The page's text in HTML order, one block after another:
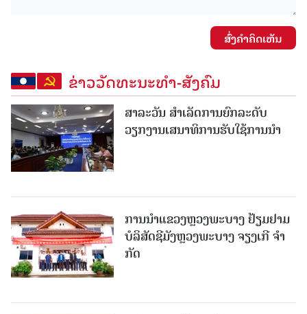
ສົ່ງຄໍາຄິດເຫັນ
ຂ່າວວັດທະນະທຳ-ສັງຄົມ
ສາລະວັນ ສໍາເລັດການຍົກລະດັບ
ວຽກງານເສນາທິການຮັບໃຊ້ການນໍາ
ການນຳແຂວງຫຼວງພະບາງ ຢ້ຽມ​ຢາມ
ບໍ​ລິ​ສັດຊີມັງຫຼວງພະບາງ ຈຽງເກີ ຈໍາ
ກັດ